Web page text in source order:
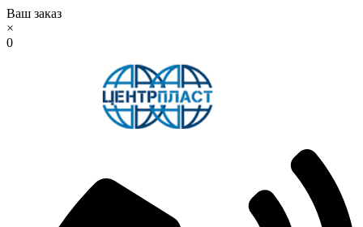
Ваш заказ
×
0